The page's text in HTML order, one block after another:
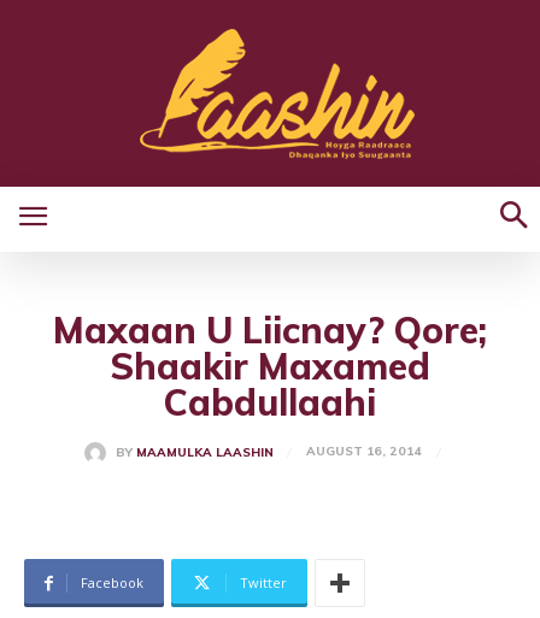
Maxaan U Liicnay? Qore;
Shaakir Maxamed
Cabdullaahi
BY MAAMULKA LAASHIN AUGUST 16, 2014
Facebook Twitter